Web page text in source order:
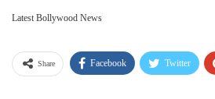
Latest Bollywood News
Share Facebook Twitter